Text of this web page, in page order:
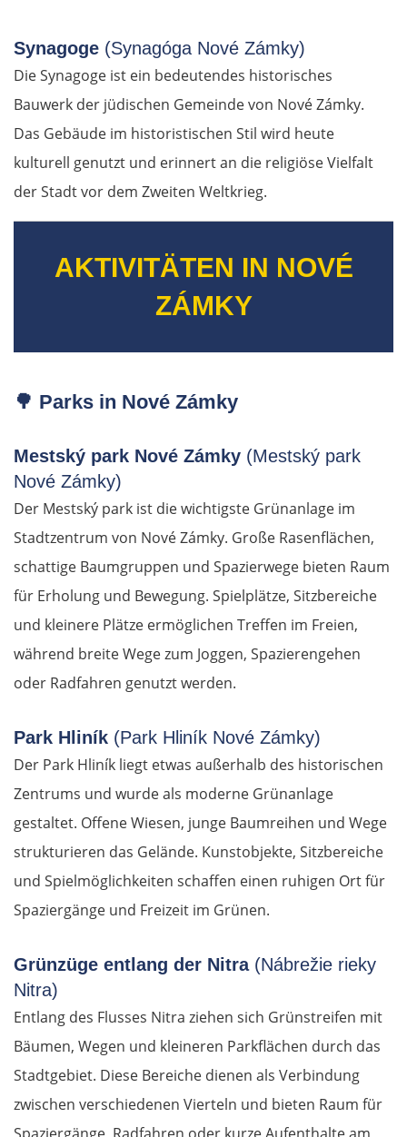
Synagoge (Synagóga Nové Zámky)
Die Synagoge ist ein bedeutendes historisches
Bauwerk der jüdischen Gemeinde von Nové Zámky.
Das Gebäude im historistischen Stil wird heute
kulturell genutzt und erinnert an die religiöse Vielfalt
der Stadt vor dem Zweiten Weltkrieg.
AKTIVITÄTEN IN NOVÉ
ZÁMKY
🌳 Parks in Nové Zámky
Mestský park Nové Zámky (Mestský park
Nové Zámky)
Der Mestský park ist die wichtigste Grünanlage im
Stadtzentrum von Nové Zámky. Große Rasenflächen,
schattige Baumgruppen und Spazierwege bieten Raum
für Erholung und Bewegung. Spielplätze, Sitzbereiche
und kleinere Plätze ermöglichen Treffen im Freien,
während breite Wege zum Joggen, Spazierengehen
oder Radfahren genutzt werden.
Park Hliník (Park Hliník Nové Zámky)
Der Park Hliník liegt etwas außerhalb des historischen
Zentrums und wurde als moderne Grünanlage
gestaltet. Offene Wiesen, junge Baumreihen und Wege
strukturieren das Gelände. Kunstobjekte, Sitzbereiche
und Spielmöglichkeiten schaffen einen ruhigen Ort für
Spaziergänge und Freizeit im Grünen.
Grünzüge entlang der Nitra(Nábrežie rieky
Nitra)
Entlang des Flusses Nitra ziehen sich Grünstreifen mit
Bäumen, Wegen und kleineren Parkflächen durch das
Stadtgebiet. Diese Bereiche dienen als Verbindung
zwischen verschiedenen Vierteln und bieten Raum für